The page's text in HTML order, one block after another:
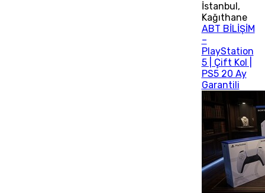
İstanbul ,
Kağıthane
ABT BİLİŞİM
–
PlayStation
5 | Çift Kol |
PS5 20 Ay
Garantili